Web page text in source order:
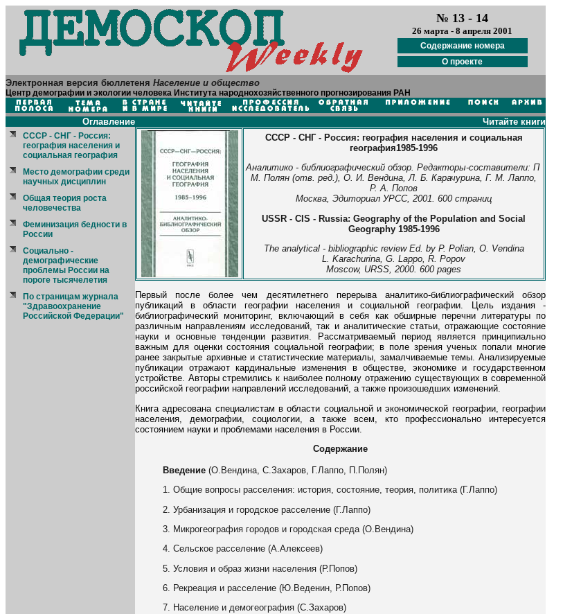
№ 13 - 14
26 марта - 8 апреля 2001
Содержание номера
О проекте
Электронная версия бюллетеня Население и общество
Центр демографии и экологии человека Института народнохозяйственного прогнозирования РАН
Оглавление Читайте книги
CCCР - СНГ - Россия:
география населения и
социальная география
Место демографии среди
научных дисциплин
Общая теория роста
человечества
Феминизация бедности в
России
Cоциально -
демографические
проблемы России на
пороге тысячелетия
По страницам журнала
"Здравоохранение
Российской Федерации"
СССР - СНГ - Россия: география населения и социальная
география1985-1996
Аналитико - библиографический обзор. Редакторы-составители: П
М. Полян (отв. ред.), О. И. Вендина, Л. Б. Карачурина, Г. М. Лаппо,
Р. А. Попов
Москва, Эдиториал УРСС, 2001. 600 страниц
USSR - CIS - Russia: Geography of the Population and Social
Geography 1985-1996
The analytical - bibliographic review Ed. by P. Polian, O. Vendina
L. Karachurina, G. Lappo, R. Popov
Moscow, URSS, 2000. 600 pages
Первый после более чем десятилетнего перерыва аналитико-библиографический обзор
публикаций в области географии населения и социальной географии. Цель издания -
библиографический мониторинг, включающий в себя как обширные перечни литературы по
различным направлениям исследований, так и аналитические статьи, отражающие состояние
науки и основные тенденции развития. Рассматриваемый период является принципиально
важным для оценки состояния социальной географии; в поле зрения ученых попали многие
ранее закрытые архивные и статистические материалы, замалчиваемые темы. Анализируемые
публикации отражают кардинальные изменения в обществе, экономике и государственном
устройстве. Авторы стремились к наиболее полному отражению существующих в современной
российской географии направлений исследований, а также произошедших изменений.
Книга адресована специалистам в области социальной и экономической географии, географии
населения, демографии, социологии, а также всем, кто профессионально интересуется
состоянием науки и проблемами населения в России.
Содержание
Введение (О.Вендина, С.Захаров, Г.Лаппо, П.Полян)
1. Общие вопросы расселения: история, состояние, теория, политика (Г.Лаппо)
2. Урбанизация и городское расселение (Г.Лаппо)
3. Микрогеография городов и городская среда (О.Вендина)
4. Сельское расселение (А.Алексеев)
5. Условия и образ жизни населения (Р.Попов)
6. Рекреация и расселение (Ю.Веденин, Р.Попов)
7. Население и демогеография (С.Захаров)